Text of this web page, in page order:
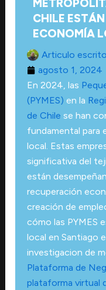
CHILE
ECONOMÍA
Articulo
agosto 1, 2024
En 2024, las
(PYMES) en la
de Chile se han
fundamental para
local. Estas
significativa del
están
recuperación
creación de
cómo las PYMES
local en Santiago
investigacion de
Plataforma de
plataforma virtual